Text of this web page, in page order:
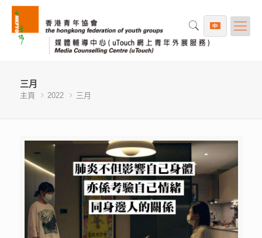
三月
主頁 2022 三月